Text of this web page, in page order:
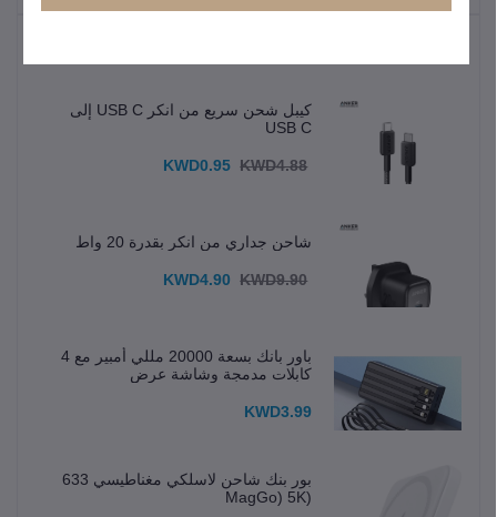
كيبل شحن سريع من انكر USB C إلى
USB C
KWD0.95 KWD4.88
شاحن جداري من انكر بقدرة 20 واط
KWD4.90 KWD9.90
باور بانك بسعة 20000 مللي أمبير مع 4
كابلات مدمجة وشاشة عرض
KWD3.99
بور بنك شاحن لاسلكي مغناطيسي 633
(MagGo) 5K